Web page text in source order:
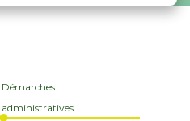
Démarches
administratives